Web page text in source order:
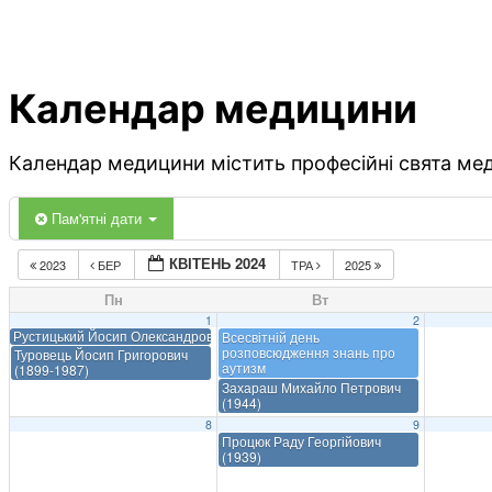
Календар медицини
Календар медицини містить професійні свята
Пам'ятні дати
2023 БЕР КВІТЕНЬ 2024 ТРА 2025
Пн Вт
1
Рустицький Йосип Олександрович (1839-1912)
Туровець Йосип Григорович
(1899-1987)
2
Всесвітній день
розповсюдження знань про
аутизм
Захараш Михайло Петрович
(1944)
8 9
Процюк Раду Георгійович
(1939)